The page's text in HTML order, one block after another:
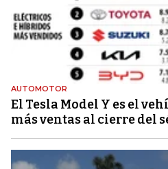
AUTOMOTOR
El Tesla Model Y es el
más ventas al cierre del